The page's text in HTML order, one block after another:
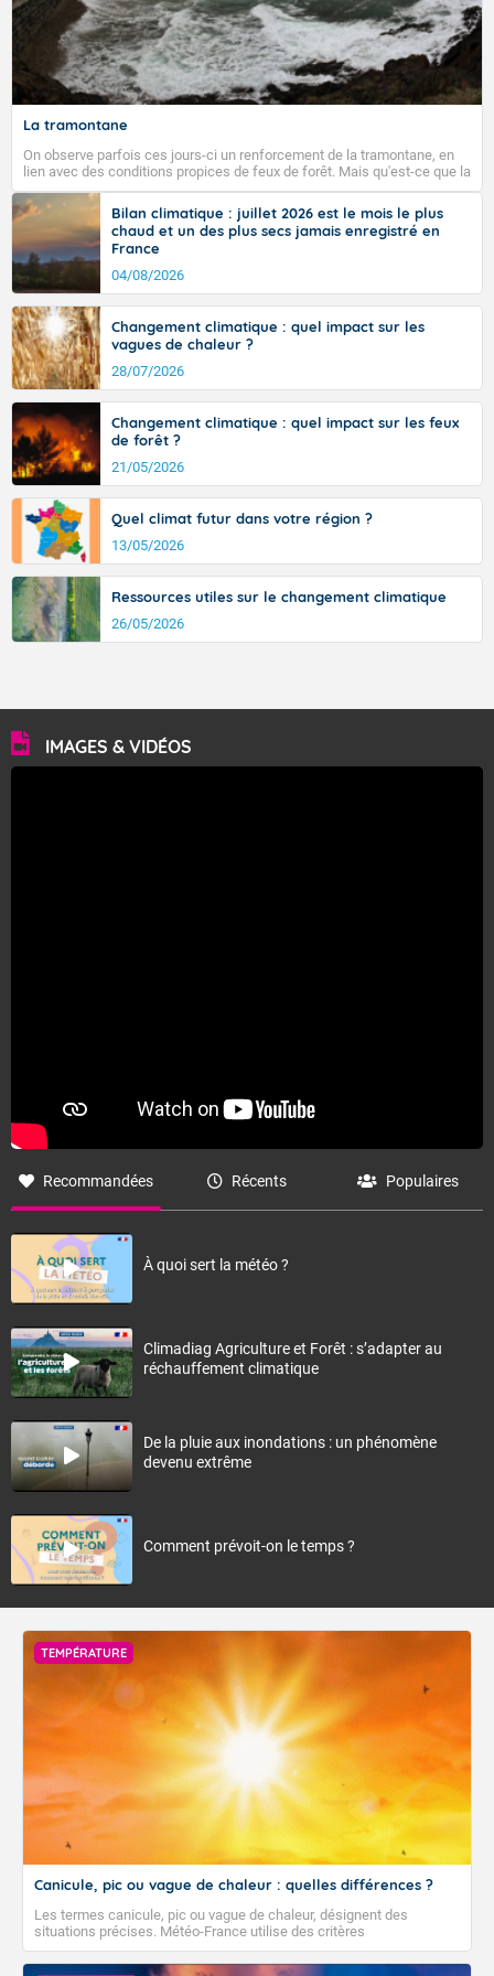
La tramontane
On observe parfois ces jours-ci un renforcement de la tramontane, en
lien avec des conditions propices de feux de forêt. Mais qu'est-ce que la
tramontane ? Quelles sont ses caractéristiques ? La tramontane est un
vent turbulent soufflant de secteur nord-ouest à nord, ou ouest à nord-
ouest, dans un secteur qui part du Roussillon à la vallée de l’Aude et à
l’ouest de l’Hérault. L’étymologie de ce vent vient du latin trasmontanus,
signifiant au-delà des monts, en allusion aux régions montagneuses
d’où provient ce vent.
Bilan climatique : juillet 2026 est le mois le plus
chaud et un des plus secs jamais enregistré en
France
04/08/2026
Changement climatique : quel impact sur les
vagues de chaleur ?
28/07/2026
Changement climatique : quel impact sur les feux
de forêt ?
21/05/2026
Quel climat futur dans votre région ?
13/05/2026
Ressources utiles sur le changement climatique
26/05/2026
IMAGES & VIDÉOS
Recommandées Récents Populaires
À quoi sert la météo ?
Climadiag Agriculture et Forêt : s’adapter au
réchauffement climatique
De la pluie aux inondations : un phénomène
devenu extrême
Comment prévoit-on le temps ?
TEMPÉRATURE
Canicule, pic ou vague de chaleur : quelles différences ?
Les termes canicule, pic ou vague de chaleur, désignent des
situations précises. Météo-France utilise des critères
climatologiques pour évaluer et qualifier les épisodes de chaleur qui
peuvent avoir des impacts sanitaires et socio-économiques